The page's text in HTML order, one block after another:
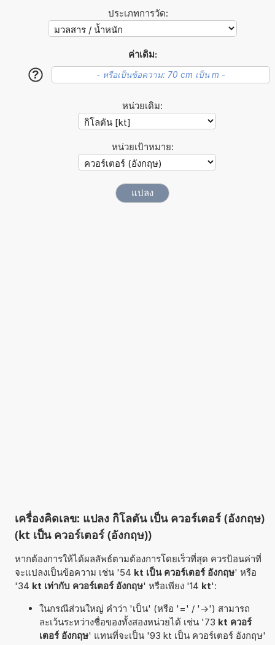
ประเภทการวัด:
ค่าเดิม:
?
หน่วยเดิม:
หน่วยเป้าหมาย:
เครื่องคิดเลข: แปลง กิโลตัน เป็น ควอร์เตอร์ (อังกฤษ)
(kt เป็น ควอร์เตอร์ (อังกฤษ))
หากต้องการให้ได้ผลลัพธ์ตามต้องการโดยเร็วที่สุด ควรป้อนค่าที่
จะแปลงเป็นข้อความ เช่น '54 kt เป็น ควอร์เตอร์ อังกฤษ' หรือ
'34 kt เท่ากับ ควอร์เตอร์ อังกฤษ' หรือเพียง '14 kt':
ในกรณีส่วนใหญ่ คำว่า 'เป็น' (หรือ '=' / '->') สามารถ
ละเว้นระหว่างชื่อของทั้งสองหน่วยได้ เช่น '73 kt ควอร์
เตอร์ อังกฤษ' แทนที่จะเป็น '93 kt เป็น ควอร์เตอร์ อังกฤษ'